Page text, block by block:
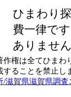
ひまわり
費一律で
ありません
作権は全てひまわ
ることを禁止し
/滋賀県滋賀県調査